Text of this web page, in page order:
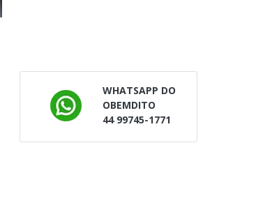
WHATSAPP DO
OBEMDITO
44 99745-1771